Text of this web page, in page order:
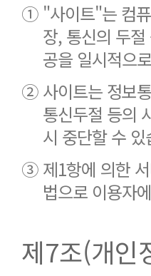
① "사이트"는 컴
장, 통신의 두
공을 일시적으
② 사이트는 정보
통신두절 등의
시 중단할 수 있
③ 제1항에 의한
법으로 이용자
제7조(개인